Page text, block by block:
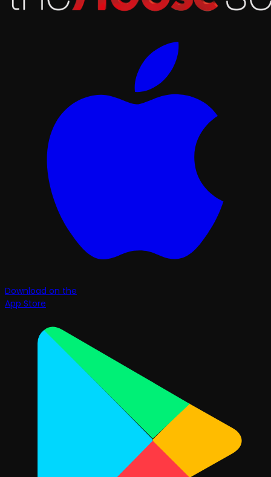
Download on the
App Store